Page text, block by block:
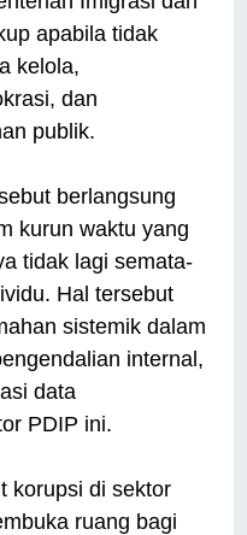
apabila tidak
kelola,
dan
publik.
berlangsung
kurun waktu yang
tidak lagi semata-
Hal tersebut
sistemik dalam
internal,
data
PDIP ini.
korupsi di sektor
ruang bagi